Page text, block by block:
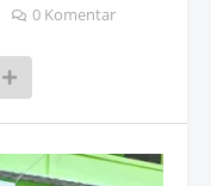
0 Komentar